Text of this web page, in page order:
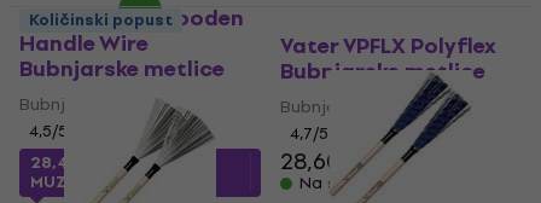
Vater VWTW Wooden
Handle Wire
Bubnjarske metlice
Bubnjarske metlice
4,5/5
28,41 €
s kodom
MUZMUZ-25
Vater VPFLX Polyflex
Bubnjarske metlice
Bubnjarske metlice
4,7/5
28,60 €29,10 €
Na skladištu
Količinski popust